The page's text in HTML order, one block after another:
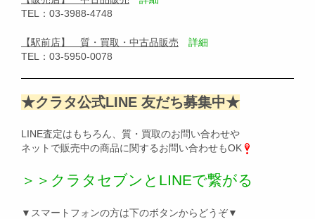
TEL：03-3988-4748
【駅前店】 質・買取・中古品販売
詳細
TEL：03-5950-0078
★クラタ公式LINE 友だち募集中★
LINE査定はもちろん、質・買取のお問い合わせや
ネットで販売中の商品に関するお問い合わせもOK
＞＞クラタセブンとLINEで繋がる
▼スマートフォンの方は下のボタンからどうぞ▼